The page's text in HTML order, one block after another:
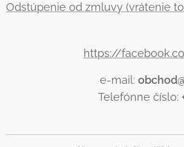
Odstúpenie od zmluvy (vrátenie
https://
e-mail:
Telefónne číslo: